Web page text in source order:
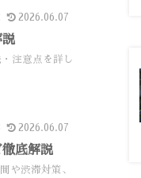
2026.06.07
説
注意点を詳し
2026.06.07
底解説
や渋滞対策、